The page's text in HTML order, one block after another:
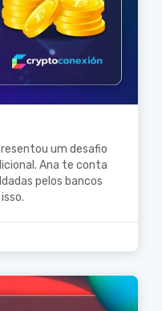
um desafio
Ana te conta
pelos bancos